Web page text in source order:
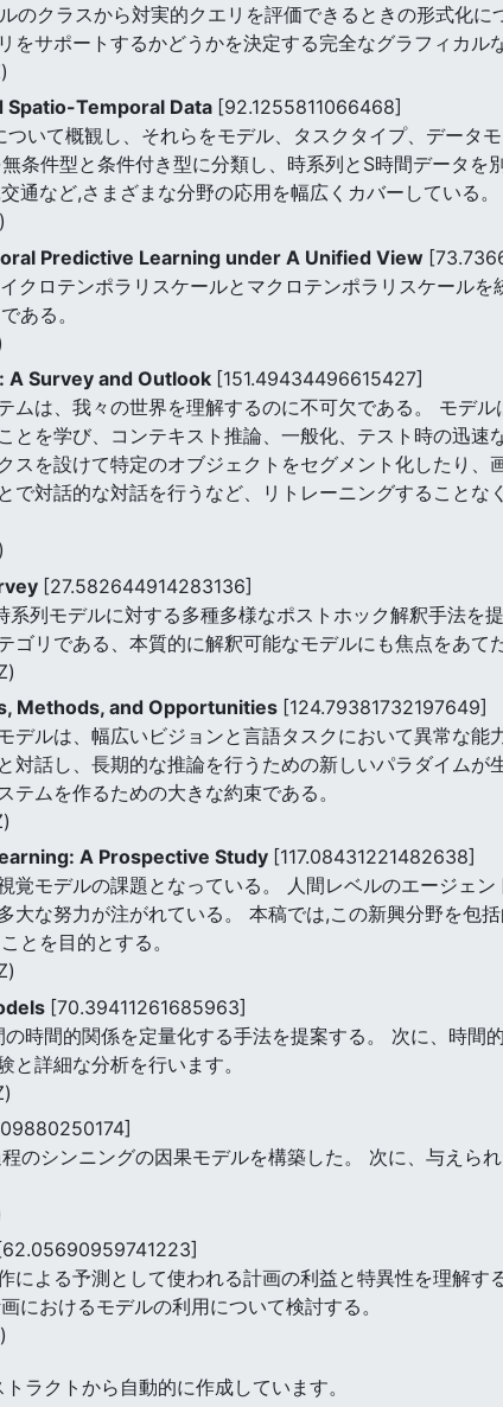
のクラスから対実的クエリを評価できるときの形式化に
サポートするかどうかを決定する完全なグラフィカル
Temporal Data [92.1255811066468]
いて概観し、それらをモデル、タスクタイプ、データ
条件型と条件付き型に分類し、時系列とS時間データを
通など,さまざまな分野の応用を幅広くカバーしている。
Predictive Learning under A Unified View
ロテンポラリスケールとマクロテンポラリスケールを
ある。
A Survey and Outlook [151.49434496615427]
は、我々の世界を理解するのに不可欠である。 モデル
とを学び、コンテキスト推論、一般化、テスト時の迅速
スを設けて特定のオブジェクトをセグメント化したり、
で対話的な対話を行うなど、リトレーニングすることな
[27.582644914283136]
列モデルに対する多種多様なポストホック解釈手法を
リである、本質的に解釈可能なモデルにも焦点をあて
Methods, and Opportunities [124.79381732197649]
デルは、幅広いビジョンと言語タスクにおいて異常な能
対話し、長期的な推論を行うための新しいパラダイムが
ムを作るための大きな約束である。
A Prospective Study [117.08431221482638]
モデルの課題となっている。 人間レベルのエージェ
な努力が注がれている。 本稿では,この新興分野を包
とを目的とする。
[70.39411261685963]
時間的関係を定量化する手法を提案する。 次に、時間
詳細な分析を行います。
のシンニングの因果モデルを構築した。 次に、与えら
[62.05690959741223]
による予測として使われる計画の利益と特異性を理解す
におけるモデルの利用について検討する。
ラクトから自動的に作成しています。